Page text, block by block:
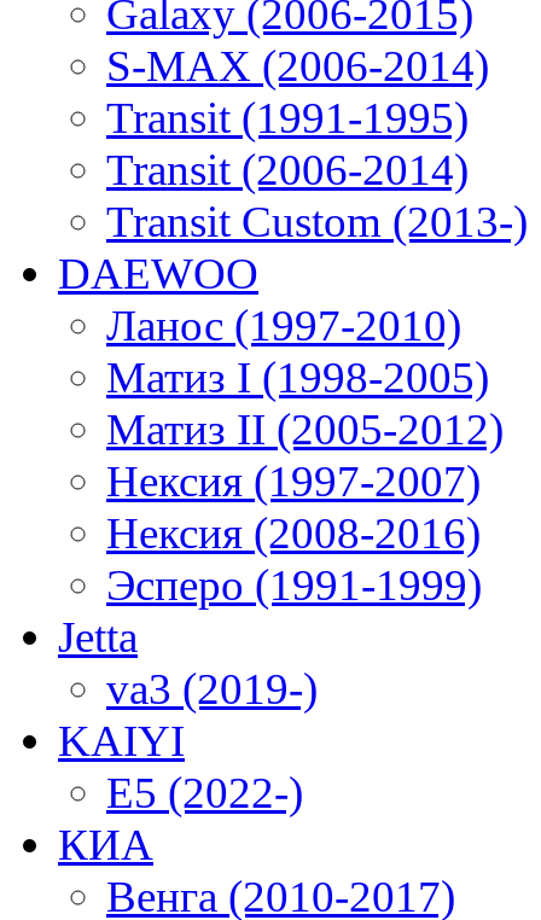
Galaxy (2006-2015)
S-MAX (2006-2014)
Transit (1991-1995)
Transit (2006-2014)
Transit Custom (2013-)
DAEWOO
Ланос (1997-2010)
Матиз I (1998-2005)
Матиз II (2005-2012)
Нексия (1997-2007)
Нексия (2008-2016)
Эсперо (1991-1999)
Jetta
va3 (2019-)
KAIYI
E5 (2022-)
КИА
Венга (2010-2017)